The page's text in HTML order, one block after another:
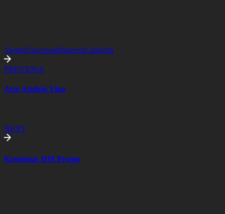
TwitterFacebookPinterestLinkedin
PREVIOUS
Arte Azulejo Vina
NEXT
Kremenac DM Promo